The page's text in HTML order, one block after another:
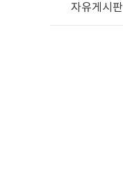
자유게시판